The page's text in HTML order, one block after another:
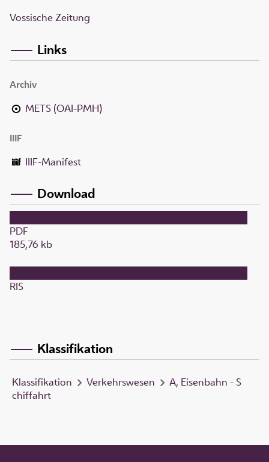
Vossische Zeitung
Links
Archiv
METS (OAI-PMH)
IIIF
IIIF-Manifest
Download
PDF
185,76 kb
RIS
Klassifikation
Klassifikation Verkehrswesen
A, Eisenbahn - S
chiffahrt